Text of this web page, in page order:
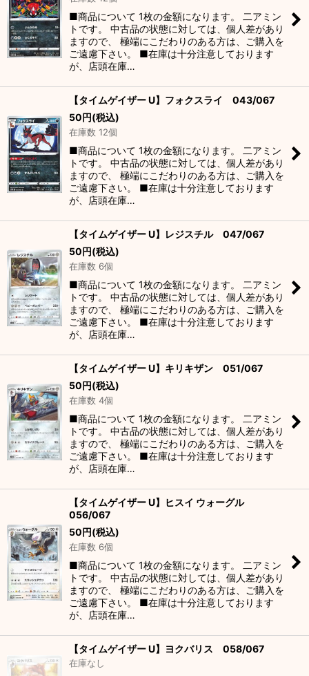
■商品について 1枚の金額になります。 二アミン
トです。 中古品の状態に対しては、個人差があり
ますので、 極端にこだわりのある方は、ご購入を
ご遠慮下さい。 ■在庫は十分注意しております
が、店頭在庫…
【タイムゲイザー U】フォクスライ 043/067
50円(税込)
在庫数 12個
■商品について 1枚の金額になります。 二アミン
トです。 中古品の状態に対しては、個人差があり
ますので、 極端にこだわりのある方は、ご購入を
ご遠慮下さい。 ■在庫は十分注意しております
が、店頭在庫…
【タイムゲイザー U】レジスチル 047/067
50円(税込)
在庫数 6個
■商品について 1枚の金額になります。 二アミン
トです。 中古品の状態に対しては、個人差があり
ますので、 極端にこだわりのある方は、ご購入を
ご遠慮下さい。 ■在庫は十分注意しております
が、店頭在庫…
【タイムゲイザー U】キリキザン 051/067
50円(税込)
在庫数 4個
■商品について 1枚の金額になります。 二アミン
トです。 中古品の状態に対しては、個人差があり
ますので、 極端にこだわりのある方は、ご購入を
ご遠慮下さい。 ■在庫は十分注意しております
が、店頭在庫…
【タイムゲイザー U】ヒスイ ウォーグル
056/067
50円(税込)
在庫数 6個
■商品について 1枚の金額になります。 二アミン
トです。 中古品の状態に対しては、個人差があり
ますので、 極端にこだわりのある方は、ご購入を
ご遠慮下さい。 ■在庫は十分注意しております
が、店頭在庫…
【タイムゲイザー U】ヨクバリス 058/067
在庫なし